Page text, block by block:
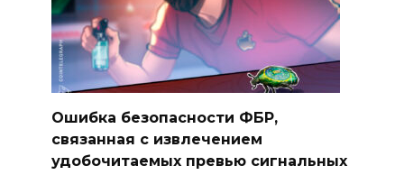
Ошибка безопасности ФБР,
связанная с извлечением
удобочитаемых превью сигнальных